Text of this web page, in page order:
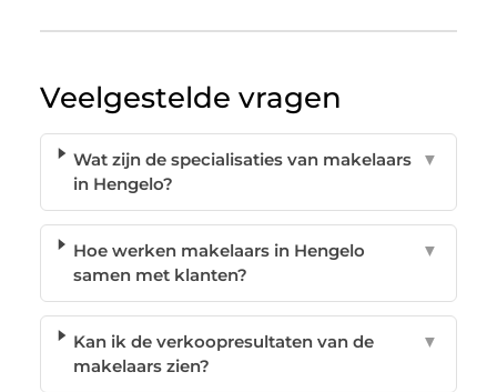
Veelgestelde vragen
Wat zijn de specialisaties van makelaars
in Hengelo?
▼
Hoe werken makelaars in Hengelo
samen met klanten?
▼
Kan ik de verkoopresultaten van de
makelaars zien?
▼